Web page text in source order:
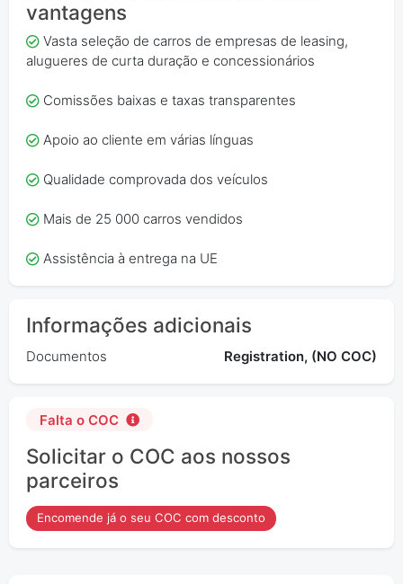
vantagens
Vasta seleção de carros de empresas de leasing,
alugueres de curta duração e concessionários
Comissões baixas e taxas transparentes
Apoio ao cliente em várias línguas
Qualidade comprovada dos veículos
Mais de 25 000 carros vendidos
Assistência à entrega na UE
Informações adicionais
Documentos Registration, (NO COC)
Falta o COC
Solicitar o COC aos nossos
parceiros
Encomende já o seu COC com desconto